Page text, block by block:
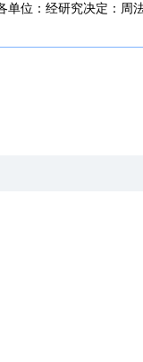
位：经研究决定：周